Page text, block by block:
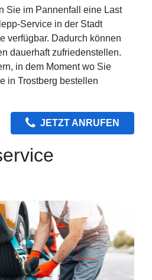
Sie im Pannenfall eine Last
Service in der Stadt
verfügbar. Dadurch können
dauerhaft zufriedenstellen.
in dem Moment wo Sie
in Trostberg bestellen
JETZT ANRUFEN